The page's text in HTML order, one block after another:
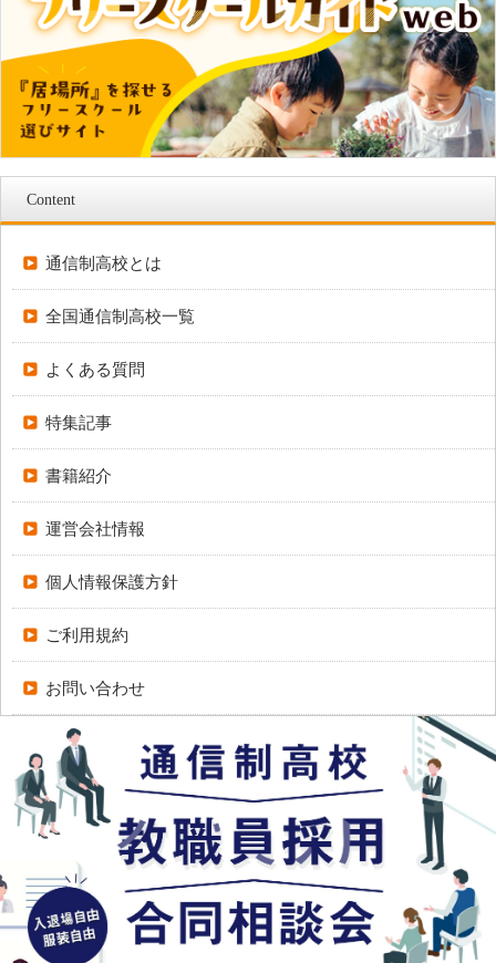
Content
通信制高校とは
全国通信制高校一覧
よくある質問
特集記事
書籍紹介
運営会社情報
個人情報保護方針
ご利用規約
お問い合わせ